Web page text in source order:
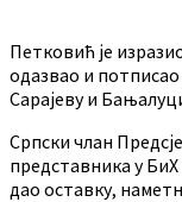
Петковић је
одазвао и
Сарајеву и
Српски члан
представника у
дао оставку,